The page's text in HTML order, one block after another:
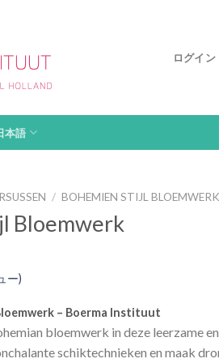
ログイン
本語
/ BOHEMIEN STIJL BLOEMWERK
Bloemwerk
ー)
– Boerma Instituut
bloemwerk in deze leerzame
schiktechnieken en maak